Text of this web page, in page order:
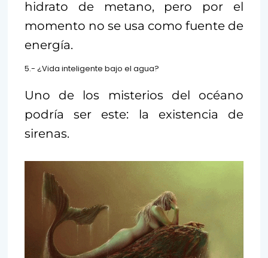
hidrato de metano, pero por el
momento no se usa como fuente de
energía.
5.- ¿Vida inteligente bajo el agua?
Uno de los misterios del océano
podría ser este: la existencia de
sirenas.